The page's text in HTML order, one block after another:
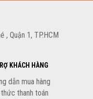
, Quận 1, TP.HCM
KHÁCH HÀNG
dẫn mua hàng
thức thanh toán